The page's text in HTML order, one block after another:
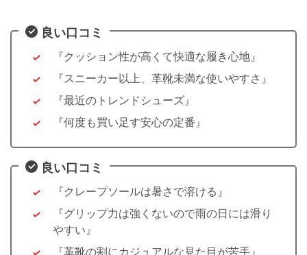
良い口コミ
『クッション性が高くて快適な履き心地』
『スニーカー以上、革靴未満な使いやすさ』
『最近のトレンドシューズ』
『何度も買い足す安心の定番』
良い口コミ
『クレープソールは暑さで溶ける』
『グリップ力は強くないので雨の日には滑り
やすい』
『革靴の割にカジュアルな見た目が苦手』